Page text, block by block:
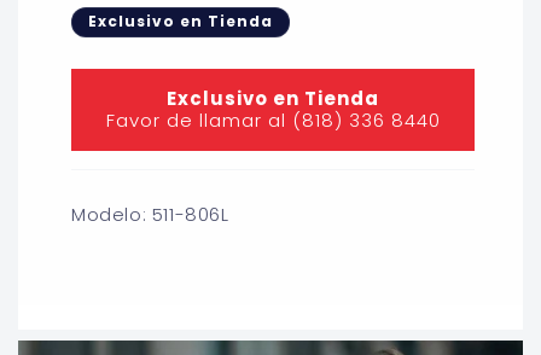
habitual
Exclusivo en Tienda
Exclusivo en Tienda
Favor de llamar al (818) 336 8440
Modelo: 511-806L